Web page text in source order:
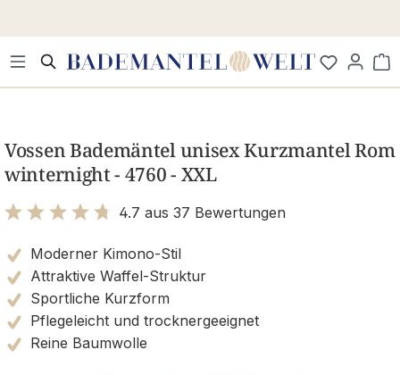
Vossen Bademäntel unisex Kurzmantel Rom
winternight - 4760 - XXL
4.7 aus 37 Bewertungen
Moderner Kimono-Stil
Attraktive Waffel-Struktur
Sportliche Kurzform
Pflegeleicht und trocknergeeignet
Reine Baumwolle